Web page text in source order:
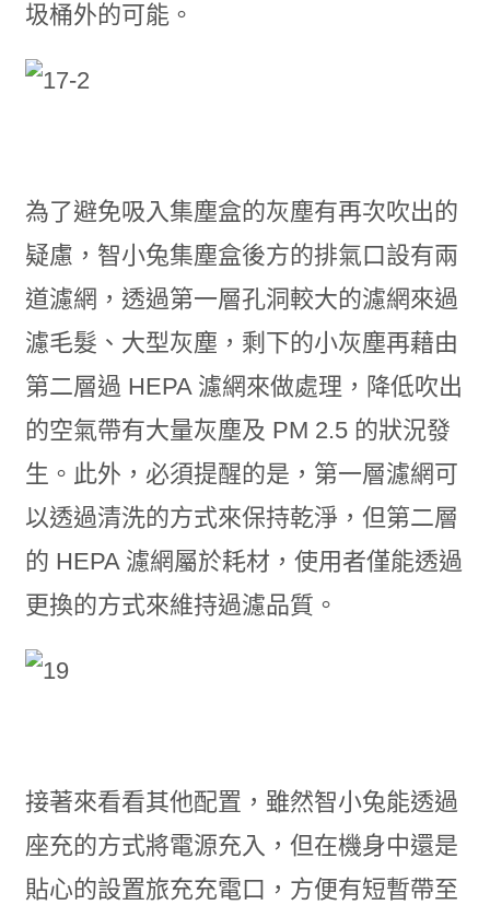
圾桶外的可能。
為了避免吸入集塵盒的灰塵有再次吹出的
疑慮，智小兔集塵盒後方的排氣口設有兩
道濾網，透過第一層孔洞較大的濾網來過
濾毛髮、大型灰塵，剩下的小灰塵再藉由
第二層過 HEPA 濾網來做處理，降低吹出
的空氣帶有大量灰塵及 PM 2.5 的狀況發
生。此外，必須提醒的是，第一層濾網可
以透過清洗的方式來保持乾淨，但第二層
的 HEPA 濾網屬於耗材，使用者僅能透過
更換的方式來維持過濾品質。
接著來看看其他配置，雖然智小兔能透過
座充的方式將電源充入，但在機身中還是
貼心的設置旅充充電口，方便有短暫帶至